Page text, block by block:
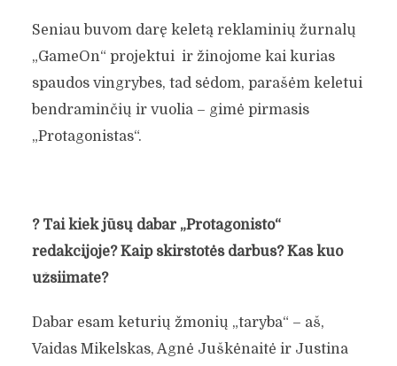
Seniau buvom darę keletą reklaminių žurnalų
„GameOn“ projektui ir žinojome kai kurias
spaudos vingrybes, tad sėdom, parašėm keletui
bendraminčių ir vuolia – gimė pirmasis
„Protagonistas“.
? Tai kiek jūsų dabar „Protagonisto“
redakcijoje? Kaip skirstotės darbus? Kas kuo
užsiimate?
Dabar esam keturių žmonių „taryba“ – aš,
Vaidas Mikelskas, Agnė Juškėnaitė ir Justina